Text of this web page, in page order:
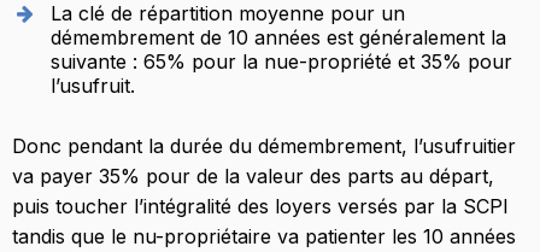
La clé de répartition moyenne pour un
démembrement de 10 années est généralement la
suivante : 65% pour la nue-propriété et 35% pour
l’usufruit.
Donc pendant la durée du démembrement, l’usufruitier
va payer 35% pour de la valeur des parts au départ,
puis toucher l’intégralité des loyers versés par la SCPI
tandis que le nu-propriétaire va patienter les 10 années